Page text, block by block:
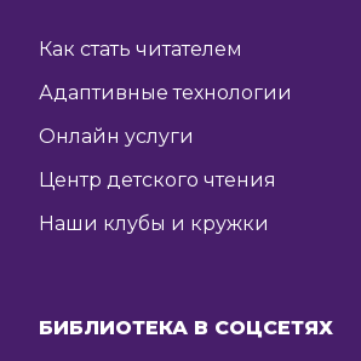
Как стать читателем
Адаптивные технологии
Онлайн услуги
Центр детского чтения
Наши клубы и кружки
БИБЛИОТЕКА В СОЦСЕТЯХ